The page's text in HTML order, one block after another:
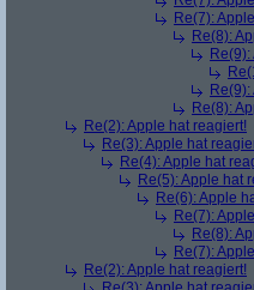
Re(7):
Re(8):
Re(8):
Re(2): Apple hat reagiert!
Re(3): Apple hat
Re(4): Apple hat
Re(5): Apple hat
Re(6): Apple
Re(7):
Re(8):
Re(7):
Re(2): Apple hat reagiert!